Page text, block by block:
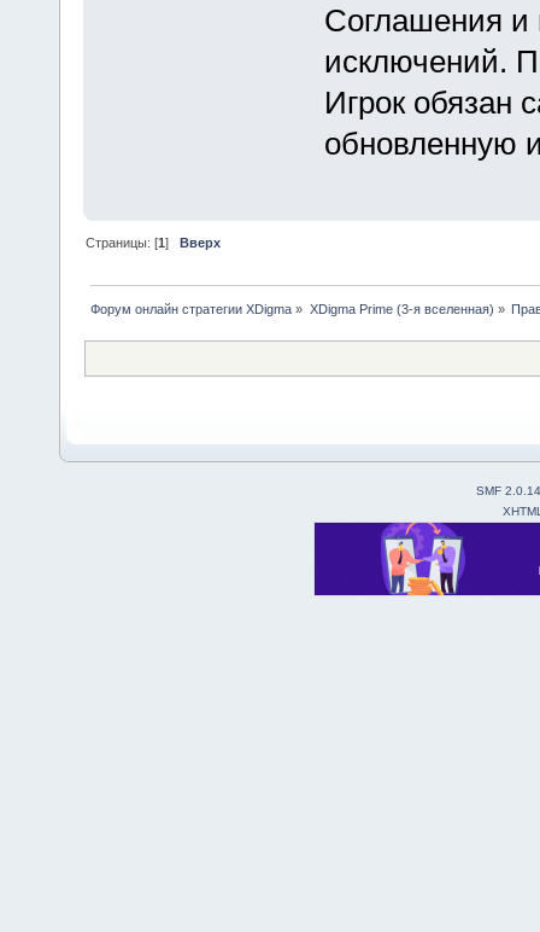
Соглашения и
исключений.
Игрок обязан
обновленную
Страницы: [1] Вверх
Форум онлайн стратегии XDigma » XDigma Prime (3-я вселенная) »
SMF 2.0.14